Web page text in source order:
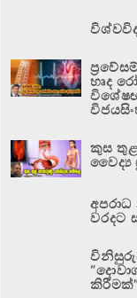
හෘද
කුස
වෛද්‍ය
වරදට